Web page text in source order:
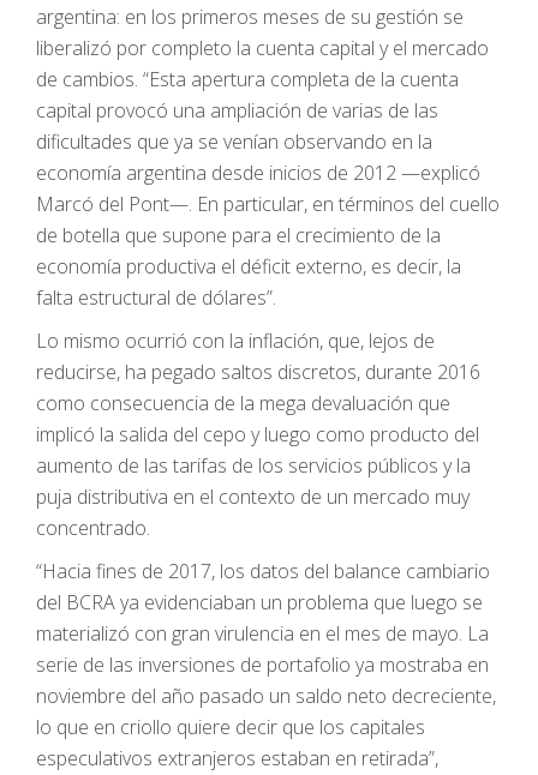
argentina: en los primeros meses de su gestión se
liberalizó por completo la cuenta capital y el mercado
de cambios. “Esta apertura completa de la cuenta
capital provocó una ampliación de varias de las
dificultades que ya se venían observando en la
economía argentina desde inicios de 2012 —explicó
Marcó del Pont—. En particular, en términos del cuello
de botella que supone para el crecimiento de la
economía productiva el déficit externo, es decir, la
falta estructural de dólares”.
Lo mismo ocurrió con la inflación, que, lejos de
reducirse, ha pegado saltos discretos, durante 2016
como consecuencia de la mega devaluación que
implicó la salida del cepo y luego como producto del
aumento de las tarifas de los servicios públicos y la
puja distributiva en el contexto de un mercado muy
concentrado.
“Hacia fines de 2017, los datos del balance cambiario
del BCRA ya evidenciaban un problema que luego se
materializó con gran virulencia en el mes de mayo. La
serie de las inversiones de portafolio ya mostraba en
noviembre del año pasado un saldo neto decreciente,
lo que en criollo quiere decir que los capitales
especulativos extranjeros estaban en retirada”,